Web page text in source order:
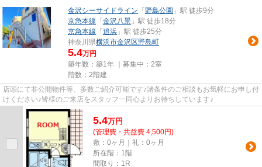
金沢シーサイドライン 「 野島公園 」駅 徒歩9分
京急本線 「 金沢八景 」駅 徒歩18分
京急本線 「 追浜 」駅 徒歩25分
神奈川県横浜市金沢区野島町
5.4万円
築年数：築1年 ｜募集中： 2室
階数：2階建
店頭にて非公開物件等、多数ご紹介可能です♪諸条件のご相談もお気軽にお申し付
けください♪皆様のご来店をスタッフ一同心よりお待ちしています♪
5.4万円
(管理費・共益費 4,500円)
敷：0ヶ月｜礼：0ヶ月
所在階：1階
間取り：1R